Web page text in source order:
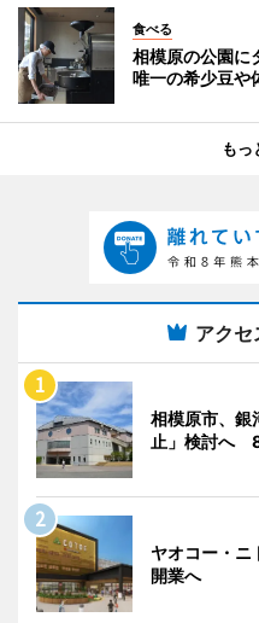
食べる
相模原の公園
唯一の希少豆や
もっ
アクセ
相模原市、銀
止」検討へ
ヤオコー・
開業へ